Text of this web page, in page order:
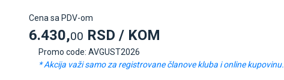
Cena sa PDV-om
6.430,00 RSD / KOM
Promo code: AVGUST2026
* Akcija važi samo za registrovane članove kluba i online kupovinu.